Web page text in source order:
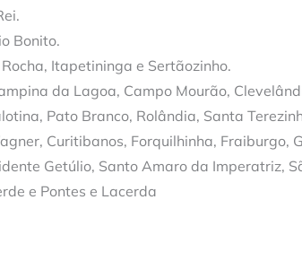
Bonito.
Itapetininga e Sertãozinho.
da Lagoa, Campo Mourão,
Pato Branco, Rolândia, Santa
Curitibanos, Forquilhinha, Fraiburgo,
Getúlio, Santo Amaro da Imperatriz,
e Pontes e Lacerda